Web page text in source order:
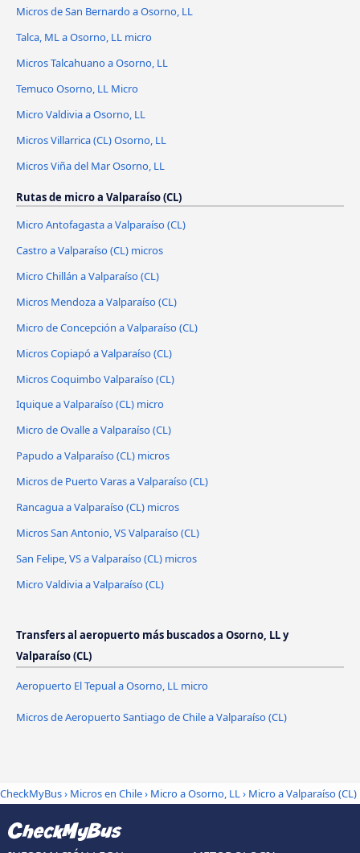
Micros de San Bernardo a Osorno, LL
Talca, ML a Osorno, LL micro
Micros Talcahuano a Osorno, LL
Temuco Osorno, LL Micro
Micro Valdivia a Osorno, LL
Micros Villarrica (CL) Osorno, LL
Micros Viña del Mar Osorno, LL
Rutas de micro a Valparaíso (CL)
Micro Antofagasta a Valparaíso (CL)
Castro a Valparaíso (CL) micros
Micro Chillán a Valparaíso (CL)
Micros Mendoza a Valparaíso (CL)
Micro de Concepción a Valparaíso (CL)
Micros Copiapó a Valparaíso (CL)
Micros Coquimbo Valparaíso (CL)
Iquique a Valparaíso (CL) micro
Micro de Ovalle a Valparaíso (CL)
Papudo a Valparaíso (CL) micros
Micros de Puerto Varas a Valparaíso (CL)
Rancagua a Valparaíso (CL) micros
Micros San Antonio, VS Valparaíso (CL)
San Felipe, VS a Valparaíso (CL) micros
Micro Valdivia a Valparaíso (CL)
Transfers al aeropuerto más buscados a Osorno, LL y
Valparaíso (CL)
Aeropuerto El Tepual a Osorno, LL micro
Micros de Aeropuerto Santiago de Chile a Valparaíso (CL)
CheckMyBus› Micros en Chile› Micro a Osorno, LL› Micro a Valparaíso (CL)